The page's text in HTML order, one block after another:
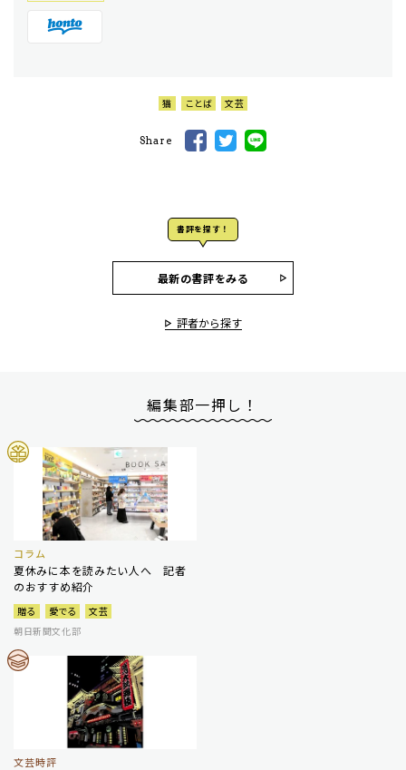
猫 ことば 文芸
Share
書評を探す！
最新の書評をみる
評者から探す
編集部一押し！
コラム
夏休みに本を読みたい人へ 記者
のおすすめ紹介
贈る 愛でる
文芸
朝日新聞文化部
文芸時評